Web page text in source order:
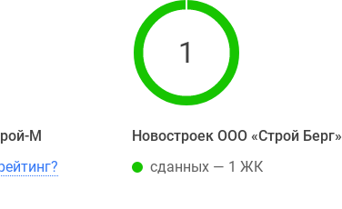
М
1
Новостроек ООО «Строй Берг»
сданных — 1 ЖК